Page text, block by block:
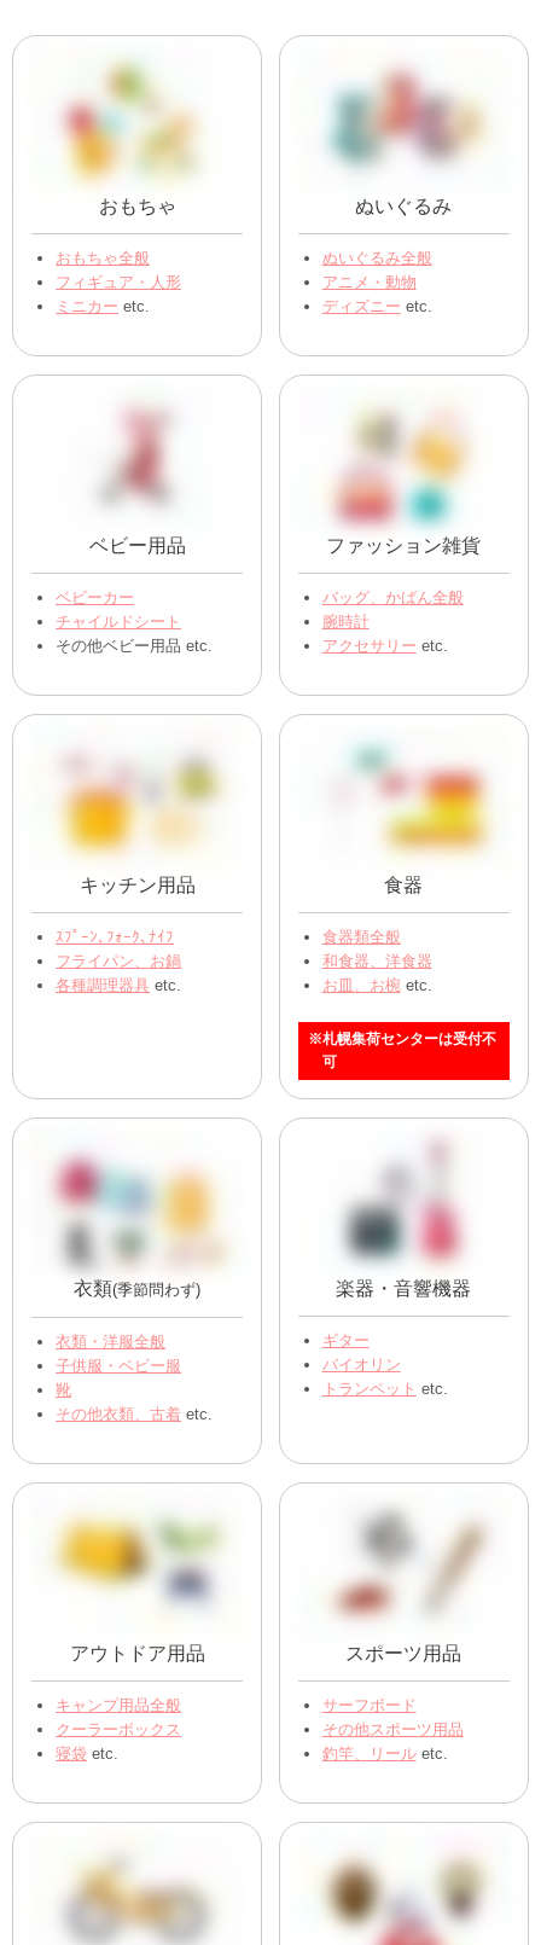
おもちゃ
おもちゃ全般
フィギュア・人形
ミニカー etc.
ぬいぐるみ
ぬいぐるみ全般
アニメ・動物
ディズニー etc.
ベビー用品
ベビーカー
チャイルドシート
その他ベビー用品 etc.
ファッション雑貨
バッグ、かばん全般
腕時計
アクセサリー etc.
キッチン用品
ｽﾌﾟｰﾝ､ﾌｫｰｸ､ﾅｲﾌ
フライパン、お鍋
各種調理器具 etc.
食器
食器類全般
和食器、洋食器
お皿、お椀etc.
※札幌集荷センターは受付不
可
衣類(季節問わず)
衣類・洋服全般
子供服・ベビー服
靴
その他衣類、古着 etc.
楽器・音響機器
ギター
バイオリン
トランペット etc.
アウトドア用品
キャンプ用品全般
クーラーボックス
寝袋 etc.
スポーツ用品
サーフボード
その他スポーツ用品
釣竿、リールetc.